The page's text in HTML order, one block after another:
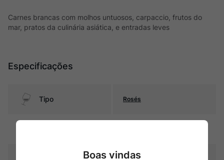
Carnes brancas com molhos untuosos, carpaccio, frutos do
mar, pratos da culinária asiática, e entradas leves
Especificações
Tipo Rosés
Boas vindas